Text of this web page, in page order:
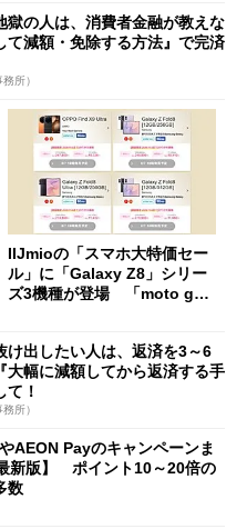
獄の人は、消費者金融が教えな
て減額・免除する方法』で完済
所）
IIJmioの「スマホ大特価セー
ル」に「Galaxy Z8」シリー
ズ3機種が登場 「moto g37
け出したい人は、返済を3～6
大幅に減額してから返済する手
て！
所）
AEON Payのキャンペーンま
新版】 ポイント10～20倍の
数